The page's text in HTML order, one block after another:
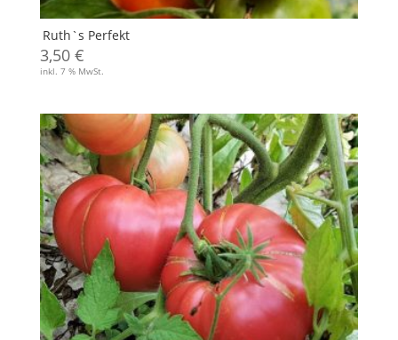
Ruth`s Perfekt
3,50 €
inkl. 7 % MwSt.